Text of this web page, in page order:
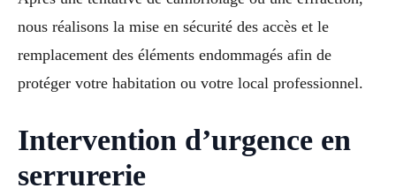
nous réalisons la mise en sécurité des accès et le
remplacement des éléments endommagés afin de
protéger votre habitation ou votre local professionnel.
Intervention d’urgence en
serrurerie